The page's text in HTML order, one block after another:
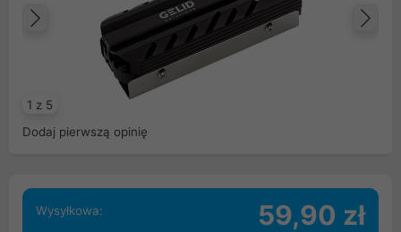
1 z 5
Poprzedni
Dodaj pierwszą opinię
Wysyłkowa: 59,90 zł